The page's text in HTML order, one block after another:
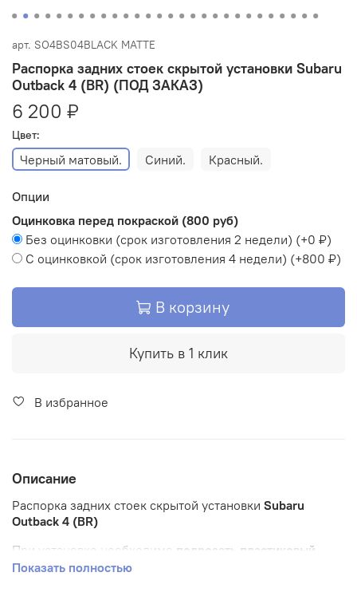
арт. SO4BS04BLACK MATTE
Распорка задних стоек скрытой установки Subaru
Outback 4 (BR) (ПОД ЗАКАЗ)
6 200 ₽
Цвет:
Черный матовый. Синий. Красный.
Опции
Оцинковка перед покраской (800 руб)
Без оцинковки (срок изготовления 2 недели) (+0 ₽)
С оцинковкой (срок изготовления 4 недели) (+800 ₽)
В корзину
Купить в 1 клик
В избранное
Описание
Распорка задних стоек скрытой установки Subaru
Outback 4 (BR)
При установке необходимо подрезать пластиковый
кожух и пенопласт по месту.
Показать полностью